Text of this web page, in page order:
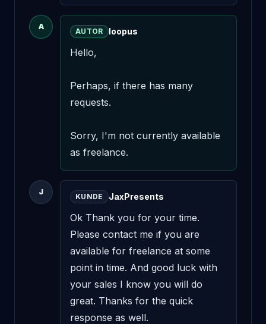
A
AUTOR loopus
Hello,
Perhaps, if there has many
requests.
Sorry, I'm not currently available
as freelance.
J
KUNDE JaxPresents
Ok Thank you for your time.
Please contact me if you are
available for freelance at some
point in time. And good luck with
your sales I know you will do
great. Thanks for the quick
response as well.